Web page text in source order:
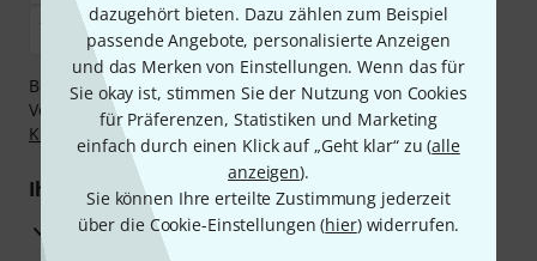
dazugehört bieten. Dazu zählen zum Beispiel
passende Angebote, personalisierte Anzeigen
und das Merken von Einstellungen. Wenn das für
Sie okay ist, stimmen Sie der Nutzung von Cookies
für Präferenzen, Statistiken und Marketing
einfach durch einen Klick auf „Geht klar“ zu (alle
anzeigen).
Sie können Ihre erteilte Zustimmung jederzeit
über die Cookie-Einstellungen (hier) widerrufen.
Bezahlen Sie vertraulich und sicher per Nachnahme,
Vorkasse, PayPal, Amazon Pay, Klarna Sofort bezahlen
Klarna Ratenzahlungoder Kreditkarte.
Ihre Vorteile
3 Jahre Thomann Garantie